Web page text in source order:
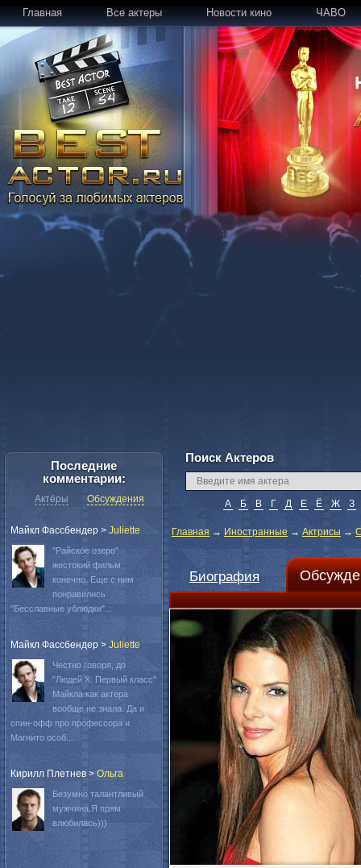
Главная Все актеры Новости кино ЧАВО
Поиск Актеров
А Б В Г Д Е Ё Ж З
Главная → Иностранные → Актрисы →
Биография
Последние
комментарии:
Актёры Обсуждения
Майкл Фассбендер > Juliette
"Райское озеро"
жестокий фильм
конечно. Еще с ним
понравились
"Бесславные ублюдки"...
Майкл Фассбендер > Juliette
Честно говоря, до
"Людей Х: Первый класс"
Майкла как актера
вообще не знала. Да и
спин-офф про профессора и
Магнито особ...
Кирилл Плетнев > Oльга
Безумно талантливый
мужчина.Я прям
влюбилась)))